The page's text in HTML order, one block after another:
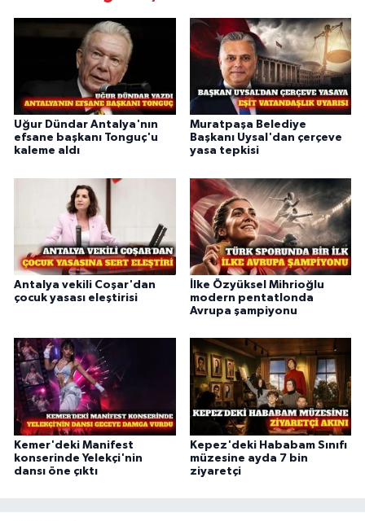
Uğur Dündar Antalya'nın
efsane başkanı Tonguç'u
kaleme aldı
Muratpaşa Belediye
Başkanı Uysal'dan çerçeve
yasa tepkisi
Antalya vekili Coşar'dan
çocuk yasası eleştirisi
İlke Özyüksel Mihrioğlu
modern pentatlonda
Avrupa şampiyonu
Kemer'deki Manifest
konserinde Yelekçi'nin
dansı öne çıktı
Kepez'deki Hababam Sınıfı
müzesine ayda 7 bin
ziyaretçi